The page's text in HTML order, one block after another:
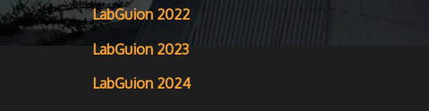
LabGuion 2022
LabGuion 2023
LabGuion 2024